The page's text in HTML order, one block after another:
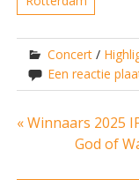
Concert /
Een reactie
Bericht
« Winnaars 2025
God of